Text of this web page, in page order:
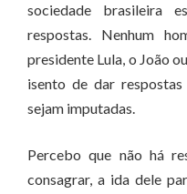
sociedade brasileira
respostas. Nenhum
presidente Lula, o João
isento de dar
sejam imputadas.
Percebo que não há
consagrar, a ida dele